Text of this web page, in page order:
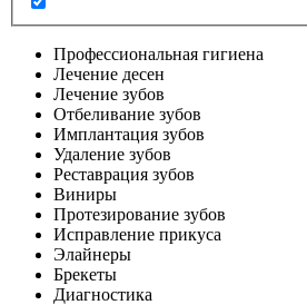
Профессиональная гигиена
Лечение десен
Лечение зубов
Отбеливание зубов
Имплантация зубов
Удаление зубов
Реставрация зубов
Виниры
Протезирование зубов
Исправление прикуса
Элайнеры
Брекеты
Диагностика